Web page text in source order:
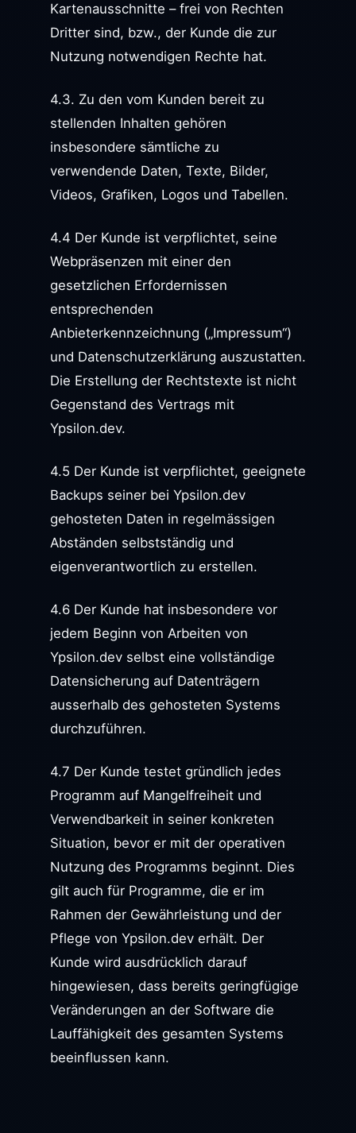
Kartenausschnitte – frei von Rechten
Dritter sind, bzw., der Kunde die zur
Nutzung notwendigen Rechte hat.
4.3. Zu den vom Kunden bereit zu
stellenden Inhalten gehören
insbesondere sämtliche zu
verwendende Daten, Texte, Bilder,
Videos, Grafiken, Logos und Tabellen.
4.4 Der Kunde ist verpflichtet, seine
Webpräsenzen mit einer den
gesetzlichen Erfordernissen
entsprechenden
Anbieterkennzeichnung („Impressum“)
und Datenschutzerklärung auszustatten.
Die Erstellung der Rechtstexte ist nicht
Gegenstand des Vertrags mit
Ypsilon.dev.
4.5 Der Kunde ist verpflichtet, geeignete
Backups seiner bei Ypsilon.dev
gehosteten Daten in regelmässigen
Abständen selbstständig und
eigenverantwortlich zu erstellen.
4.6 Der Kunde hat insbesondere vor
jedem Beginn von Arbeiten von
Ypsilon.dev selbst eine vollständige
Datensicherung auf Datenträgern
ausserhalb des gehosteten Systems
durchzuführen.
4.7 Der Kunde testet gründlich jedes
Programm auf Mangelfreiheit und
Verwendbarkeit in seiner konkreten
Situation, bevor er mit der operativen
Nutzung des Programms beginnt. Dies
gilt auch für Programme, die er im
Rahmen der Gewährleistung und der
Pflege von Ypsilon.dev erhält. Der
Kunde wird ausdrücklich darauf
hingewiesen, dass bereits geringfügige
Veränderungen an der Software die
Lauffähigkeit des gesamten Systems
beeinflussen kann.